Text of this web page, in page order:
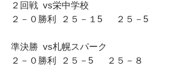
２回戦 vs栄中学校
２－０勝利 ２５－１5 ２５－5
準決勝 vs札幌スパーク
２－０勝利 ２５－5 ２５－８